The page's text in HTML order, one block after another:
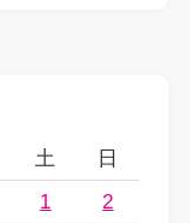
土
日
1
2